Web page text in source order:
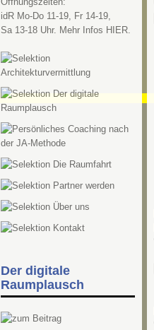
idR Mo-Do 11-19, Fr 14-19,
Sa 13-18 Uhr. Mehr Infos HIER.
Der digitale
Raumplausch